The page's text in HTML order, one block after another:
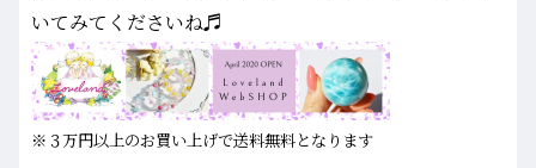
いてみてくださいね♬
※３万円以上のお買い上げで送料無料となります